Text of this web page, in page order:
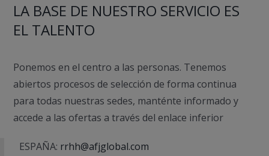
LA BASE DE NUESTRO SERVICIO ES
EL TALENTO
Ponemos en el centro a las personas. Tenemos
abiertos procesos de selección de forma continua
para todas nuestras sedes, manténte informado y
accede a las ofertas a través del enlace inferior
ESPAÑA: rrhh@afjglobal.com